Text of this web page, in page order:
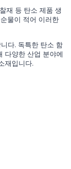
재 등 탄소 제품 생
물이 적어 이러한
다. 독특한 탄소 함
다양한 산업 분야에
재입니다.